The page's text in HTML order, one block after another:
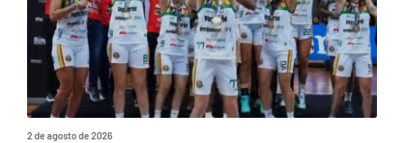
2 de agosto de 2026